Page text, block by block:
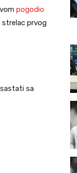
pogodio
strelac prvog
sa